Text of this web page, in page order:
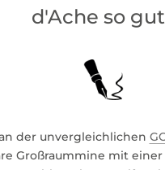
d'Ache so
der unvergleichlichen
Großraummine mit einer